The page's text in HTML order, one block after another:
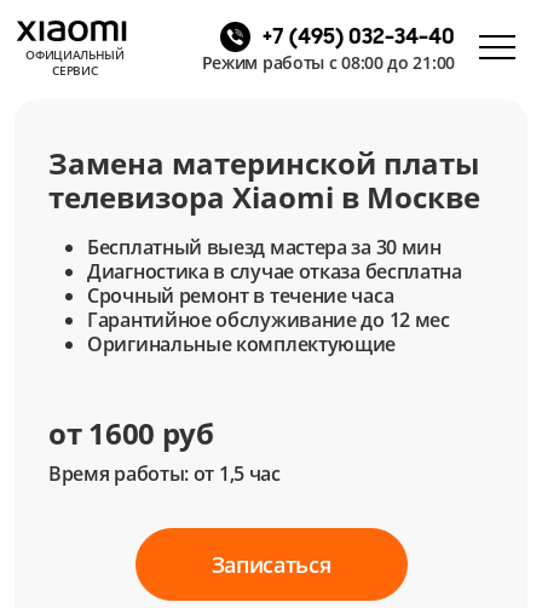
ОФИЦИАЛЬНЫЙ
СЕРВИС
+7 (495) 032-34-40
Режим работы с 08:00 до 21:00
Замена материнской платы
телевизора Xiaomi в Москве
Бесплатный выезд мастера за 30 мин
Диагностика в случае отказа бесплатна
Срочный ремонт в течение часа
Гарантийное обслуживание до 12 мес
Оригинальные комплектующие
от 1600 руб
Время работы: от 1,5 час
Записаться